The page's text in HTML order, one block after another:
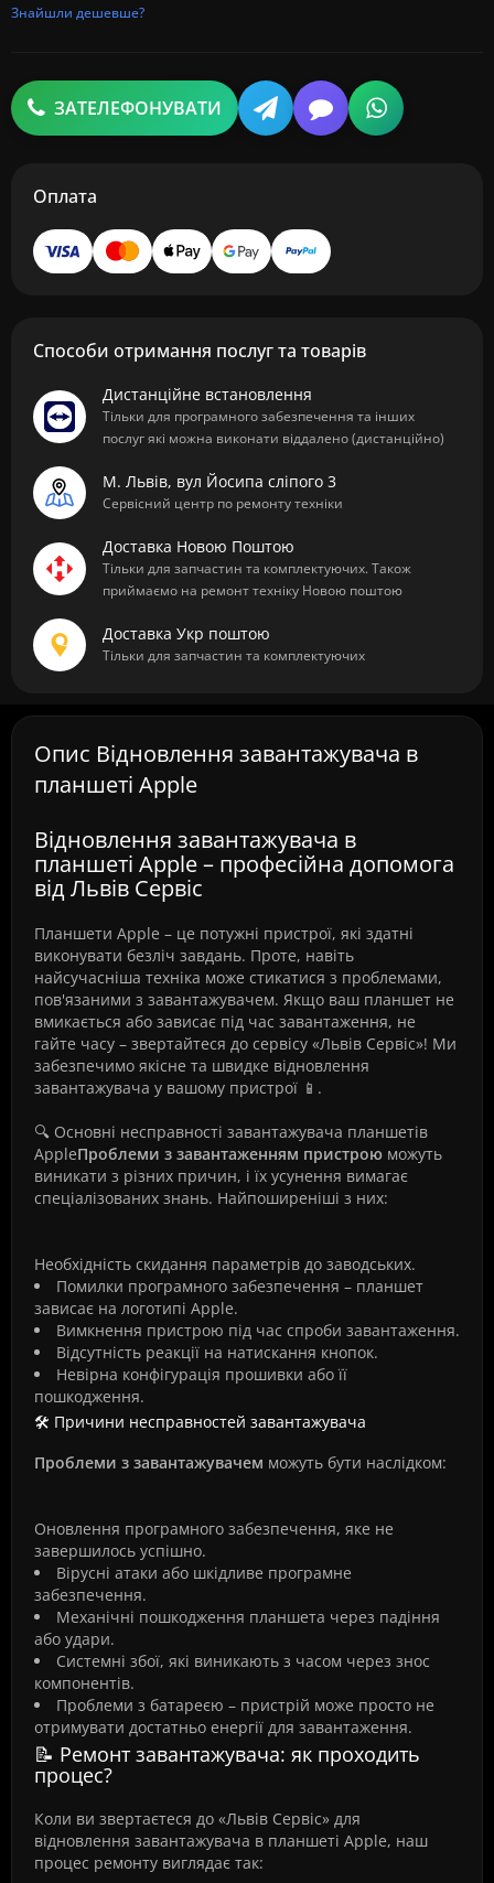
Знайшли дешевше?
ЗАТЕЛЕФОНУВАТИ
Оплата
Способи отримання послуг та товарів
Дистанційне встановлення
Тільки для програмного забезпечення та інших
послуг які можна виконати віддалено (дистанційно)
М. Львів, вул Йосипа сліпого 3
Сервісний центр по ремонту техніки
Доставка Новою Поштою
Тільки для запчастин та комплектуючих. Також
приймаємо на ремонт техніку Новою поштою
Доставка Укр поштою
Тільки для запчастин та комплектуючих
Опис Відновлення завантажувача в
планшеті Apple
Відновлення завантажувача в
планшеті Apple – професійна допомога
від Львів Сервіс
Планшети Apple – це потужні пристрої, які здатні
виконувати безліч завдань. Проте, навіть
найсучасніша техніка може стикатися з проблемами,
пов'язаними з завантажувачем. Якщо ваш планшет не
вмикається або зависає під час завантаження, не
гайте часу – звертайтеся до сервісу «Львів Сервіс»! Ми
забезпечимо якісне та швидке відновлення
завантажувача у вашому пристрої 📱.
🔍 Основні несправності завантажувача планшетів
AppleПроблеми з завантаженням пристрою можуть
виникати з різних причин, і їх усунення вимагає
спеціалізованих знань. Найпоширеніші з них:
Необхідність скидання параметрів до заводських.
Помилки програмного забезпечення – планшет
зависає на логотипі Apple.
Вимкнення пристрою під час спроби завантаження.
Відсутність реакції на натискання кнопок.
Невірна конфігурація прошивки або її
пошкодження.
🛠️ Причини несправностей завантажувача
Проблеми з завантажувачем можуть бути наслідком:
Оновлення програмного забезпечення, яке не
завершилось успішно.
Вірусні атаки або шкідливе програмне
забезпечення.
Механічні пошкодження планшета через падіння
або удари.
Системні збої, які виникають з часом через знос
компонентів.
Проблеми з батареєю – пристрій може просто не
отримувати достатньо енергії для завантаження.
📝 Ремонт завантажувача: як проходить
процес?
Коли ви звертаєтеся до «Львів Сервіс» для
відновлення завантажувача в планшеті Apple, наш
процес ремонту виглядає так: